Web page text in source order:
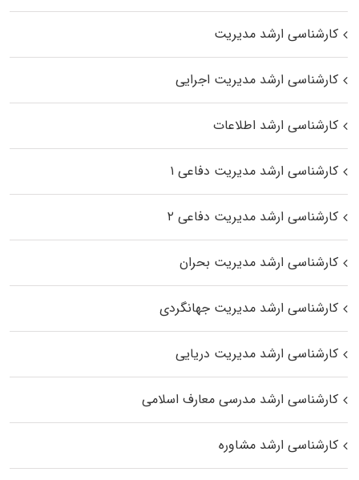
کارشناسی ارشد مدیریت
کارشناسی ارشد مدیریت اجرایی
کارشناسی ارشد اطلاعات
کارشناسی ارشد مدیریت دفاعی ۱
کارشناسی ارشد مدیریت دفاعی ۲
کارشناسی ارشد مدیریت بحران
کارشناسی ارشد مدیریت جهانگردی
کارشناسی ارشد مدیریت دریایی
کارشناسی ارشد مدرسی معارف اسلامی
کارشناسی ارشد مشاوره